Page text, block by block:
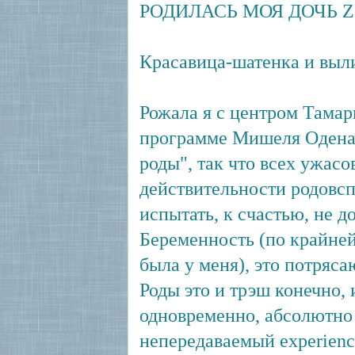
РОДИЛАСЬ МОЯ ДОЧЬ
Красавица-шатенка и
Рожала я с центром
программе Мишеля
роды", так что всех
действительности
испытать, к счастью, не
Беременность (по
была у меня), это
Роды это и трэш конечно,
одновременно,
непередаваемый